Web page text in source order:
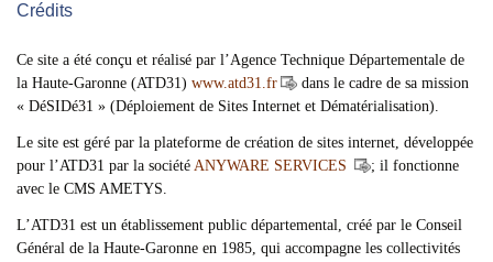
Crédits
Ce site a été conçu et réalisé par l’Agence Technique Départementale de
la Haute-Garonne (ATD31) www.atd31.fr
dans le cadre de sa mission
« DéSIDé31 » (Déploiement de Sites Internet et Dématérialisation).
Le site est géré par la plateforme de création de sites internet, développée
pour l’ATD31 par la société ANYWARE SERVICES
; il fonctionne
avec le CMS AMETYS.
L’ATD31 est un établissement public départemental, créé par le Conseil
Général de la Haute-Garonne en 1985, qui accompagne les collectivités